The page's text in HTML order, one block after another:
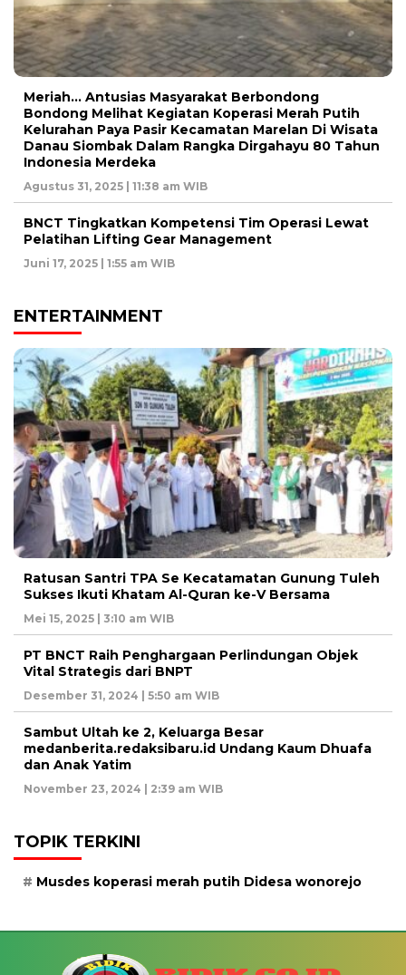
Meriah… Antusias Masyarakat Berbondong
Bondong Melihat Kegiatan Koperasi Merah Putih
Kelurahan Paya Pasir Kecamatan Marelan Di Wisata
Danau Siombak Dalam Rangka Dirgahayu 80 Tahun
Indonesia Merdeka
Agustus 31, 2025 | 11:38 am WIB
BNCT Tingkatkan Kompetensi Tim Operasi Lewat
Pelatihan Lifting Gear Management
Juni 17, 2025 | 1:55 am WIB
ENTERTAINMENT
Ratusan Santri TPA Se Kecatamatan Gunung Tuleh
Sukses Ikuti Khatam Al-Quran ke-V Bersama
Mei 15, 2025 | 3:10 am WIB
PT BNCT Raih Penghargaan Perlindungan Objek
Vital Strategis dari BNPT
Desember 31, 2024 | 5:50 am WIB
Sambut Ultah ke 2, Keluarga Besar
medanberita.redaksibaru.id Undang Kaum Dhuafa
dan Anak Yatim
November 23, 2024 | 2:39 am WIB
TOPIK TERKINI
Musdes koperasi merah putih Didesa wonorejo